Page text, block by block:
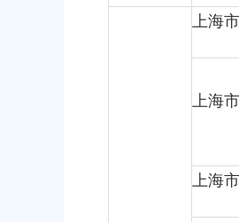
上海
上海
上海
上海
上海